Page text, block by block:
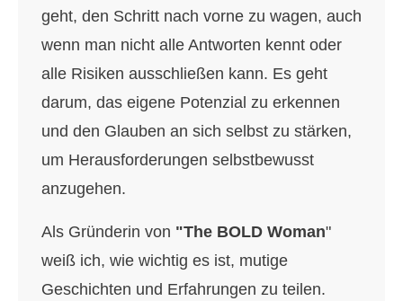
geht, den Schritt nach vorne zu wagen, auch
wenn man nicht alle Antworten kennt oder
alle Risiken ausschließen kann. Es geht
darum, das eigene Potenzial zu erkennen
und den Glauben an sich selbst zu stärken,
um Herausforderungen selbstbewusst
anzugehen.
Als Gründerin von "The BOLD Woman"
weiß ich, wie wichtig es ist, mutige
Geschichten und Erfahrungen zu teilen.